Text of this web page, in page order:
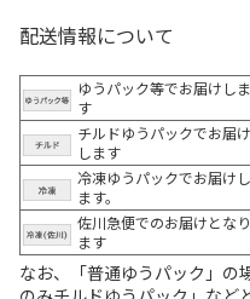
配送情報について
ゆうパック等でお届けしま
す
チルドゆうパックでお届け
します
冷凍ゆうパックでお届けし
ます。
佐川急便でのお届けとなり
ます
なお、「普通ゆうパック」の